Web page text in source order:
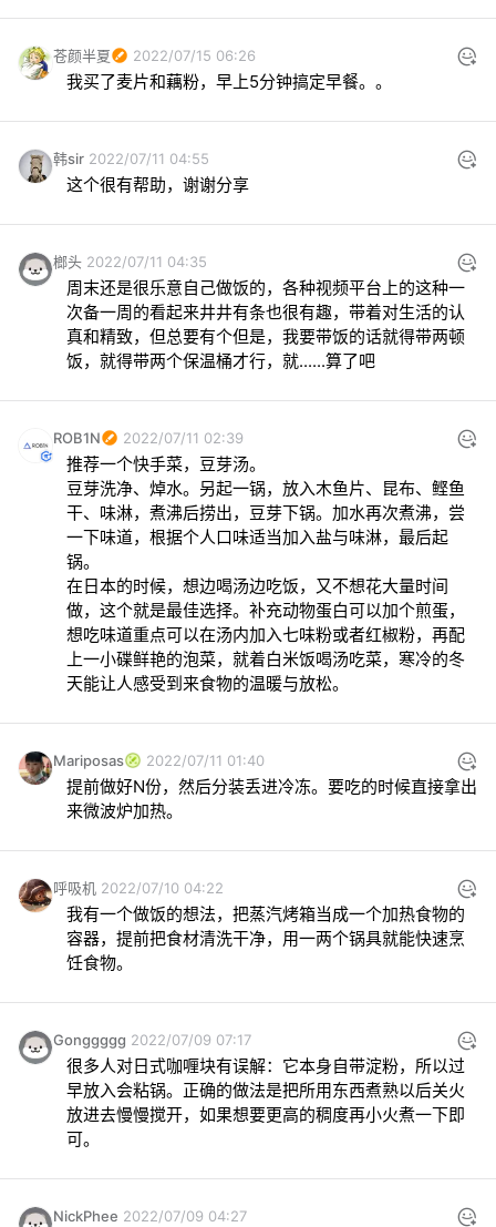
苍颜半夏 2022/07/15 06:26
我买了麦片和藕粉，早上5分钟搞定早餐。。
韩sir 2022/07/11 04:55
这个很有帮助，谢谢分享
榔头 2022/07/11 04:35
周末还是很乐意自己做饭的，各种视频平台上的这种一
次备一周的看起来井井有条也很有趣，带着对生活的认
真和精致，但总要有个但是，我要带饭的话就得带两顿
饭，就得带两个保温桶才行，就......算了吧
ROB1N 2022/07/11 02:39
推荐一个快手菜，豆芽汤。
豆芽洗净、焯水。另起一锅，放入木鱼片、昆布、鲣鱼
干、味淋，煮沸后捞出，豆芽下锅。加水再次煮沸，尝
一下味道，根据个人口味适当加入盐与味淋，最后起
锅。
在日本的时候，想边喝汤边吃饭，又不想花大量时间
做，这个就是最佳选择。补充动物蛋白可以加个煎蛋，
想吃味道重点可以在汤内加入七味粉或者红椒粉，再配
上一小碟鲜艳的泡菜，就着白米饭喝汤吃菜，寒冷的冬
天能让人感受到来食物的温暖与放松。
Mariposas 2022/07/11 01:40
提前做好N份，然后分装丢进冷冻。要吃的时候直接拿出
来微波炉加热。
呼吸机 2022/07/10 04:22
我有一个做饭的想法，把蒸汽烤箱当成一个加热食物的
容器，提前把食材清洗干净，用一两个锅具就能快速烹
饪食物。
Gonggggg 2022/07/09 07:17
很多人对日式咖喱块有误解：它本身自带淀粉，所以过
早放入会粘锅。正确的做法是把所用东西煮熟以后关火
放进去慢慢搅开，如果想要更高的稠度再小火煮一下即
可。
NickPhee 2022/07/09 04:27